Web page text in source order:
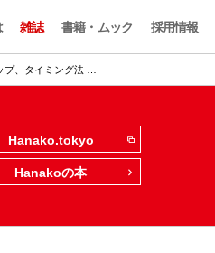
雑誌 書籍・ムック 採用情報
プ、タイミング法 …
Hanako.tokyo
Hanakoの本